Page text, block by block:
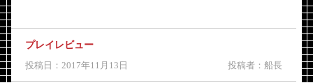
プレイレビュー
投稿日：2017年11月13日 投稿者：船長